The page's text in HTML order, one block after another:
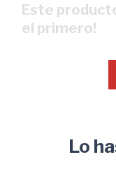
Este
el primero!
Lo